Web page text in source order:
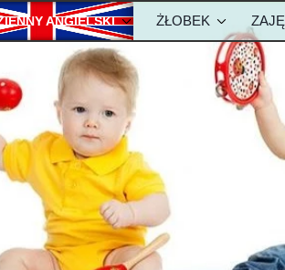
ANGIELSKI
NAUKI ANGIELSKIEGO
ŻŁOBEK
OPŁATY-ŻŁOBEK
Metody w żłobku